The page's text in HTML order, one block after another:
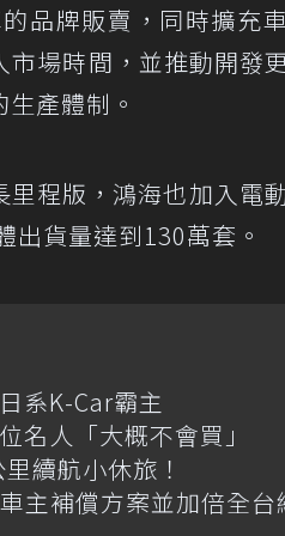
品牌販賣，同時擴充
場時間，並推動開發
產體制。
程版，鴻海也加入電
出貨量達到130萬套。
系K-Car霸主
人「大概不會買」
續航小休旅！
主補償方案並加倍全台